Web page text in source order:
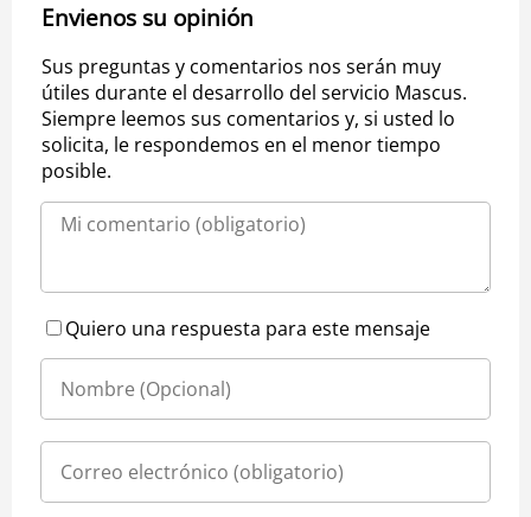
Envienos su opinión
Sus preguntas y comentarios nos serán muy
útiles durante el desarrollo del servicio Mascus.
Siempre leemos sus comentarios y, si usted lo
solicita, le respondemos en el menor tiempo
posible.
Quiero una respuesta para este mensaje